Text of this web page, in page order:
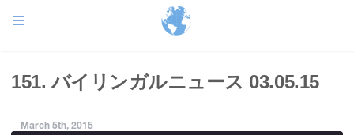
151. バイリンガルニュース 03.05.15
March 5th, 2015